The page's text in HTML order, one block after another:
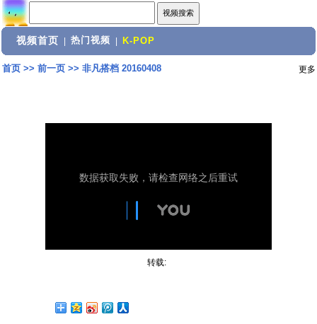
视频首页 热门视频 K-POP
首页>> 前一页>> 非凡搭档 20160408 更多
转载: